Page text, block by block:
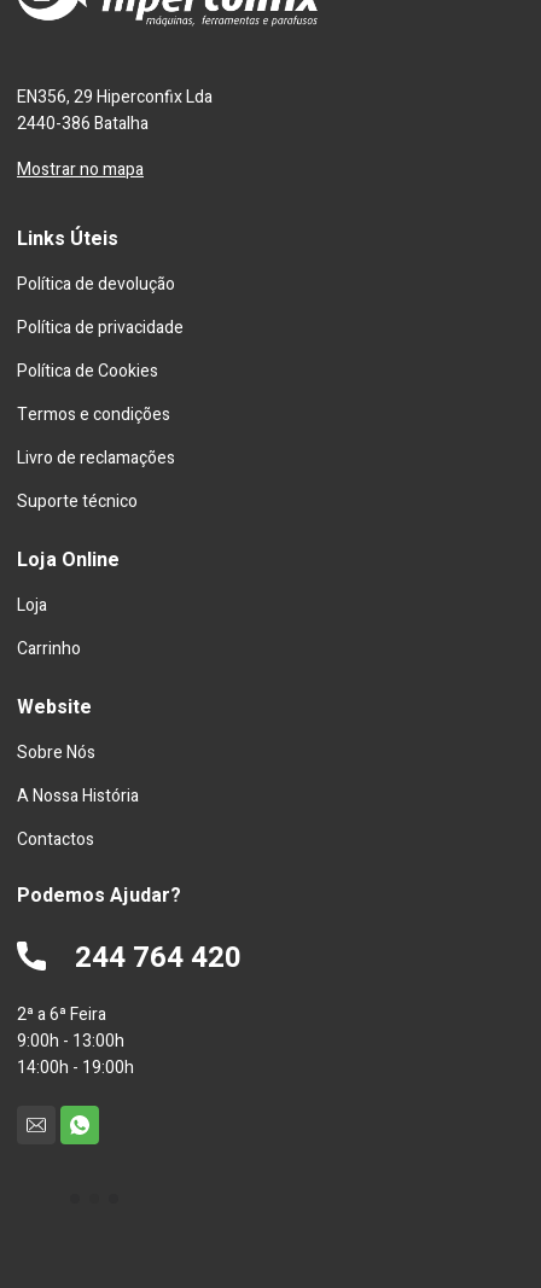
EN356, 29 Hiperconfix Lda
2440-386 Batalha
Mostrar no mapa
Links Úteis
Política de devolução
Política de privacidade
Política de Cookies
Termos e condições
Livro de reclamações
Suporte técnico
Loja Online
Loja
Carrinho
Website
Sobre Nós
A Nossa História
Contactos
Podemos Ajudar?
244 764 420
2ª a 6ª Feira
9:00h - 13:00h
14:00h - 19:00h